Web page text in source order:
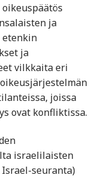
ja
etenkin
ja
vilkkaita eri
joissa
ovat konfliktissa.
israelilaisten
Israel-seuranta)